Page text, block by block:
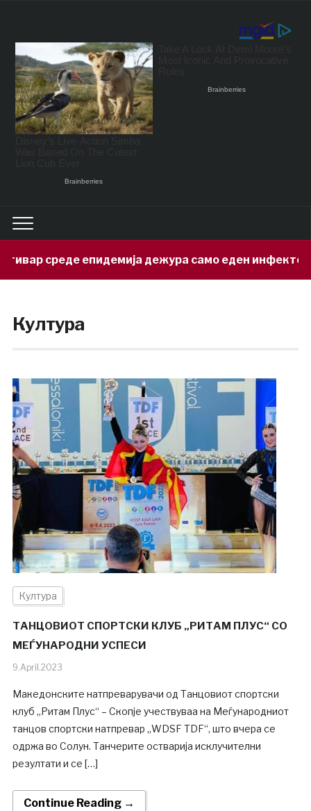
среде епидемија дежура само еден инфектолог
Култура
Култура
ТАНЦОВИОТ СПОРТСКИ КЛУБ „РИТАМ ПЛУС“ СО
МЕЃУНАРОДНИ УСПЕСИ
9.April.2023
Македонските натпреварувачи од Танцовиот спортски
клуб „Ритам Плус“ – Скопје учествуваа на Меѓународниот
танцов спортски натпревар „WDSF TDF“, што вчера се
одржа во Солун. Танчерите остварија исклучителни
резултати и се […]
Continue Reading →